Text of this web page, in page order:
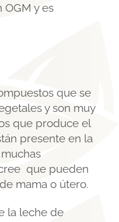
OGM y es
que se
y son muy
que produce el
presente en la
que pueden
mama o útero.
la leche de